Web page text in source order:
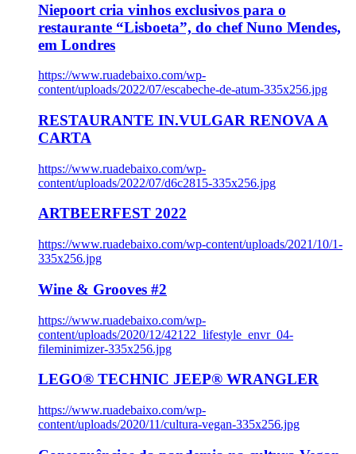
Niepoort cria vinhos exclusivos para o
restaurante “Lisboeta”, do chef Nuno Mendes,
em Londres
https://www.ruadebaixo.com/wp-
content/uploads/2022/07/escabeche-de-atum-335x256.jpg
RESTAURANTE IN.VULGAR RENOVA A
CARTA
https://www.ruadebaixo.com/wp-
content/uploads/2022/07/d6c2815-335x256.jpg
ARTBEERFEST 2022
https://www.ruadebaixo.com/wp-content/uploads/2021/10/1-
335x256.jpg
Wine & Grooves #2
https://www.ruadebaixo.com/wp-
content/uploads/2020/12/42122_lifestyle_envr_04-
fileminimizer-335x256.jpg
LEGO® TECHNIC JEEP® WRANGLER
https://www.ruadebaixo.com/wp-
content/uploads/2020/11/cultura-vegan-335x256.jpg